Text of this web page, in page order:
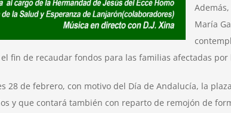
María
fin de recaudar fondos para las familias afectadas
28 de febrero, con motivo del Día de Andalucía, la
y que contará también con reparto de remojón de